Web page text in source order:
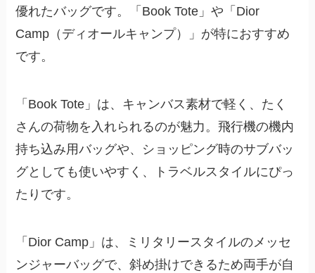
優れたバッグです。「Book Tote」や「Dior
Camp（ディオールキャンプ）」が特におすすめ
です。
「Book Tote」は、キャンバス素材で軽く、たく
さんの荷物を入れられるのが魅力。飛行機の機内
持ち込み用バッグや、ショッピング時のサブバッ
グとしても使いやすく、トラベルスタイルにぴっ
たりです。
「Dior Camp」は、ミリタリースタイルのメッセ
ンジャーバッグで、斜め掛けできるため両手が自